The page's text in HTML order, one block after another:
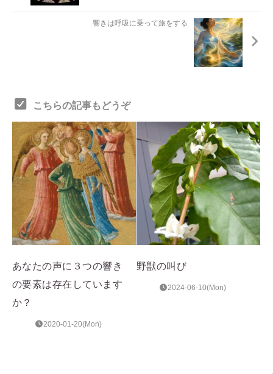
響きは呼吸に乗って旅をする
こちらの記事もどうぞ
あなたの声に３つの響き
の要素は存在しています
か？
2020-01-20(Mon)
野獣の叫び
2024-06-10(Mon)